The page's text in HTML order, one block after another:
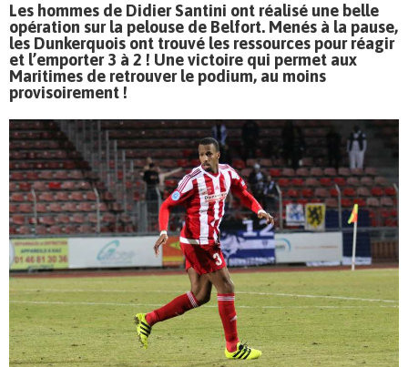
Les hommes de Didier Santini ont réalisé une belle
opération sur la pelouse de Belfort. Menés à la pause,
les Dunkerquois ont trouvé les ressources pour réagir
et l’emporter 3 à 2 ! Une victoire qui permet aux
Maritimes de retrouver le podium, au moins
provisoirement !